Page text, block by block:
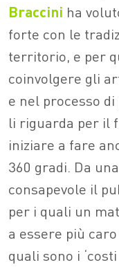
Braccini ha
forte con le
territorio, e per
coinvolgere gli
e nel processo di
li riguarda per il
iniziare a fare
360 gradi. Da
consapevole il
per i quali un
a essere più
quali sono i